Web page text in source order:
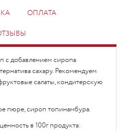
ОПЛАТА
с добавлением сиропа
сахару. Рекомендуем
салаты, кондитерскую
пюре, сироп топинамбура.
в 100г продукта: